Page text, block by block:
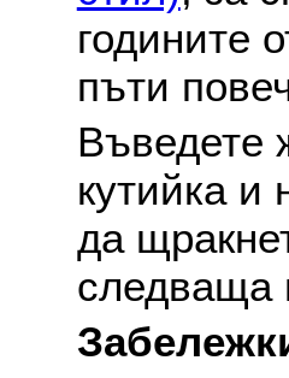
годините
пъти
Въведете
кутийка и
да
следваща